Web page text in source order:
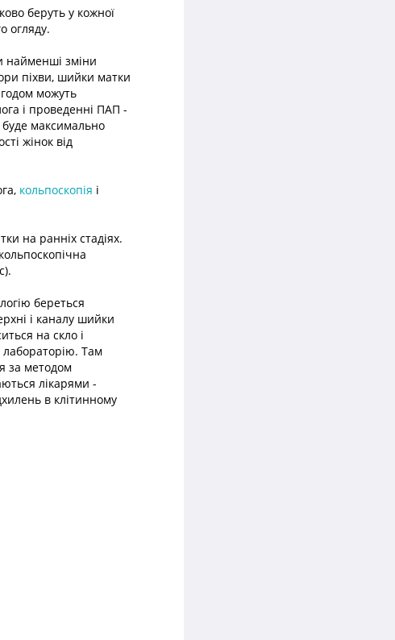
беруть у кожної
огляду.
найменші зміни
піхви, шийки матки
можуть
і проведенні ПАП -
буде максимально
жінок від
кольпоскопія і
на ранніх стадіях.
береться
і каналу шийки
на скло і
лабораторію. Там
за методом
лікарями -
в клітинному